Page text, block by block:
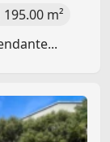
195.00 m²